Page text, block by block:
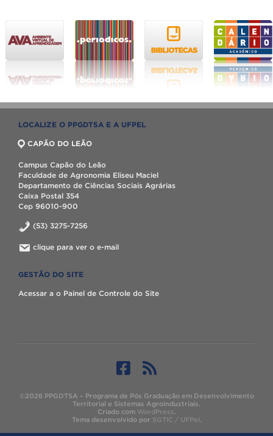
LOCALIZE O PPGDTSA E A UFPEL
CAPÃO DO LEÃO
Campus Capão do Leão
Faculdade de Agronomia Eliseu Maciel
Departamento de Ciências Sociais Agrárias
Caixa Postal 354
Cep 96010-900
(53) 3275-7256
clique para ver o e-mail
GESTÃO DO SITE
Acessar a o Painel de Controle do Site
©2026 PPGDTSA – Programa de Pós Graduação em Desenvolvimento
Territorial e Sistemas Agroindustriais.
Criado com WordPress.
Tema desenvolvido por SGTIC / UFPel.